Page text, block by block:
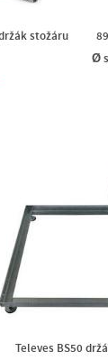
stožáru
Ø
Televes BS50